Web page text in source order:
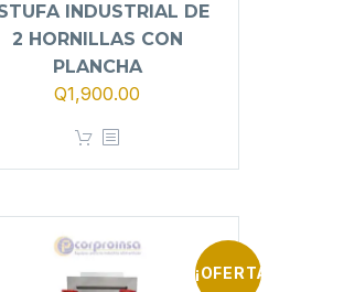
INDUSTRIAL DE
2 HORNILLAS CON
PLANCHA
Q1,900.00
¡OFERTA!